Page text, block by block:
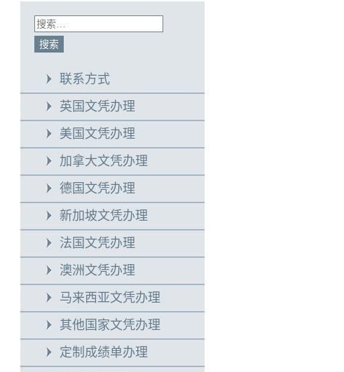
联系方式
英国文凭办理
美国文凭办理
加拿大文凭办理
德国文凭办理
新加坡文凭办理
法国文凭办理
澳洲文凭办理
马来西亚文凭办理
其他国家文凭办理
定制成绩单办理